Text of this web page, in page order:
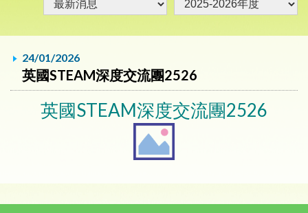
24/01/2026
英國STEAM深度交流團2526
英國STEAM深度交流團2526